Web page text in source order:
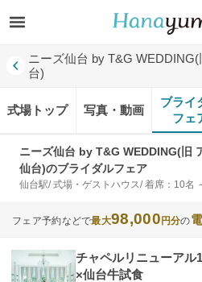
ニーズ仙台 by T&G
台)
式場トップ 写真・動画
ブライ
フェ
ニーズ仙台 by T&G WEDDING(旧
仙台)のブライダルフェア
仙台駅/ 式場・ゲストハウス/ 着席：10名
フェア予約などで最大98,000円分の
チャペルリニューアル
×仙台牛試食